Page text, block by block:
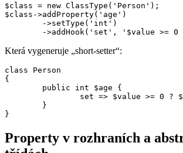
$class = new ClassType('Person');
$class->addProperty('age')
Která vygeneruje „short-setter“:
class Person
{
Property v rozhraních a